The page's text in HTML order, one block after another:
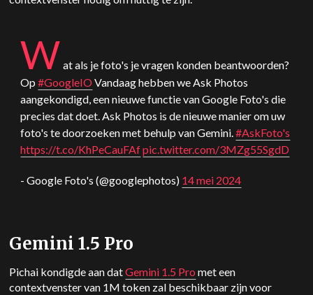
W at als je foto's je vragen konden beantwoorden?
Op#GoogleIOVandaag hebben we Ask Photos
aangekondigd, een nieuwe functie van Google Foto's die
precies dat doet. Ask Photos is de nieuwe manier om uw
foto's te doorzoeken met behulp vanGemini.#AskFoto's
https://t.co/KhPeCauFAfpic.twitter.com/3MZg55SgdD
- Google Foto's (@googlephotos) 14 mei 2024
Gemini 1.5 Pro
Pichai kondigde aan datGemini 1.5 Pro met een
contextvenster van 1M token zal beschikbaar zijn voor